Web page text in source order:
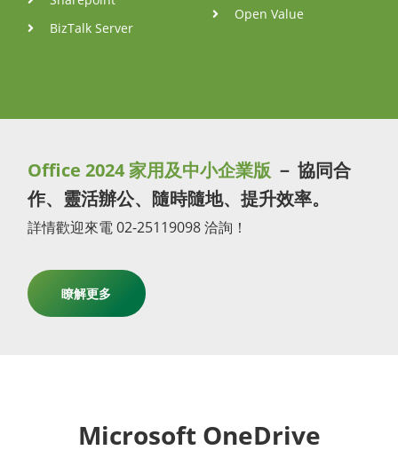
BizTalk Server
Open Value
Office 2024 家用及中小企業版 － 協同合
作、靈活辦公、隨時隨地、提升效率。
詳情歡迎來電 02-25119098 洽詢！
瞭解更多
Microsoft OneDrive